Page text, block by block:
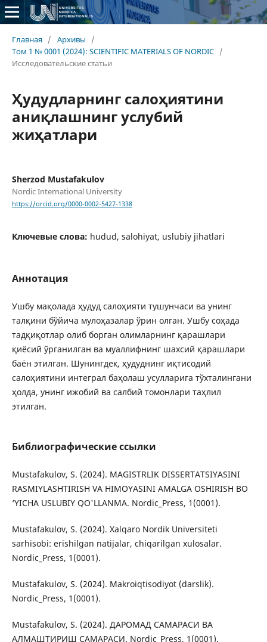
Главная / Архивы
/
Том 1 № 0001 (2024): SCIENTIFIC MATERIALS OF NORDIC /
Исследовательские статьи
Ҳудудларнинг салоҳиятини
аниқлашнинг услубий
жиҳатлари
Sherzod Mustafakulov
Nordic International University
https://orcid.org/0000-0002-5427-1338
Ключевые слова: hudud, salohiyat, uslubiy jihatlari
Аннотация
Ушбу мақолада ҳудуд салоҳияти тушунчаси ва унинг
талқини бўйича мулоҳазалар ўрин олган. Ушбу соҳада
тадқиқотлар олиб борган олимларнинг қарашлари
қиёсий ўрганилган ва муаллифнинг шахсий қарашлари
баён этилган. Шунингдек, ҳудуднинг иқтисодий
салоҳиятини интеграл баҳолаш усулларига тўхталингани
ҳолда, унинг ижобий ва салбий томонлари таҳлил
этилган.
Библиографические ссылки
Mustafakulov, S. (2024). MAGISTRLIK DISSERTATSIYASINI
RASMIYLASHTIRISH VA HIMOYASINI AMALGA OSHIRISH BO
‘YICHA USLUBIY QO'LLANMA. Nordic_Press, 1(0001).
Mustafakulov, S. (2024). Xalqaro Nordik Universiteti
sarhisobi: erishilgan natijalar, chiqarilgan xulosalar.
Nordic_Press, 1(0001).
Mustafakulov, S. (2024). Makroiqtisodiyot (darslik).
Nordic_Press, 1(0001).
Mustafakulov, S. (2024). ДАРОМАД САМАРАСИ ВА
АЛМАШТИРИШ САМАРАСИ. Nordic_Press, 1(0001).